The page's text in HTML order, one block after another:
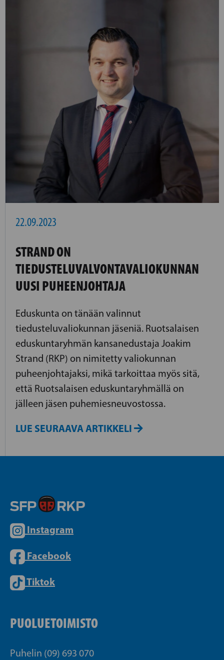
22.09.2023
STRAND ON
TIEDUSTELUVALVONTAVALIOKUNNAN
UUSI PUHEENJOHTAJA
Eduskunta on tänään valinnut
tiedusteluvaliokunnan jäseniä. Ruotsalaisen
eduskuntaryhmän kansanedustaja Joakim
Strand (RKP) on nimitetty valiokunnan
puheenjohtajaksi, mikä tarkoittaa myös sitä,
että Ruotsalaisen eduskuntaryhmällä on
jälleen jäsen puhemiesneuvostossa.
LUE SEURAAVA ARTIKKELI
Instagram
Facebook
Tiktok
PUOLUETOIMISTO
Puhelin (09) 693 070